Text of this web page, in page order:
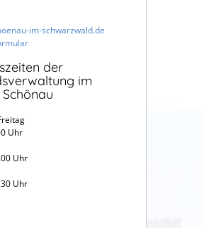
im-schwarzwald.de
der
im
Uhr
Uhr
Uhr